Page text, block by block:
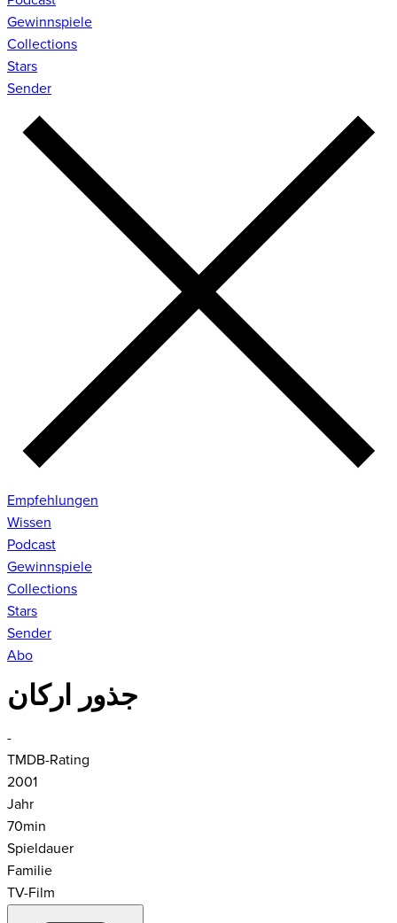
Gewinnspiele
Collections
Stars
Sender
Empfehlungen
Wissen
Podcast
Gewinnspiele
Collections
Stars
Sender
Abo
جذور اركان
-
TMDB-Rating
2001
Jahr
70min
Spieldauer
Familie
TV-Film